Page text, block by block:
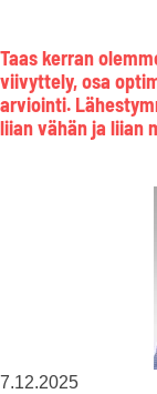
Taas kerran
viivyttely, osa
arviointi.
liian vähän ja liian
7.12.2025